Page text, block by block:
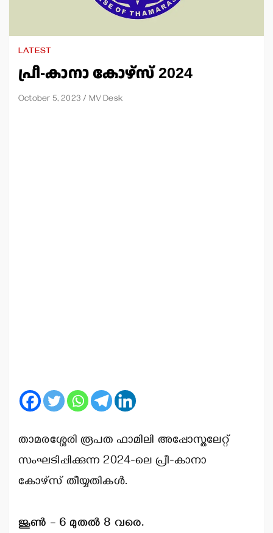
LATEST
പ്രീ-കാനാ കോഴ്‌സ് 2024
October 5, 2023 MV Desk
താമരശ്ശേരി രൂപത ഫാമിലി അപ്പോസ്തലേറ്റ്
സംഘടിപ്പിക്കുന്ന 2024-ലെ പ്രീ-കാനാ
കോഴ്സ് തീയ്യതികള്‍.
ജൂണ്‍ – 6 മുതല്‍ 8 വരെ.